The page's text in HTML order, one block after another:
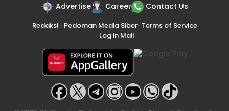
Advertise Career Contact Us
Redaksi• Pedoman Media Siber• Terms of Service
• Log in Mail